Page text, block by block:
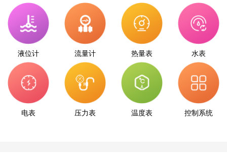
液位计 流量计 热量表 水表
电表 压力表 温度表 控制系统